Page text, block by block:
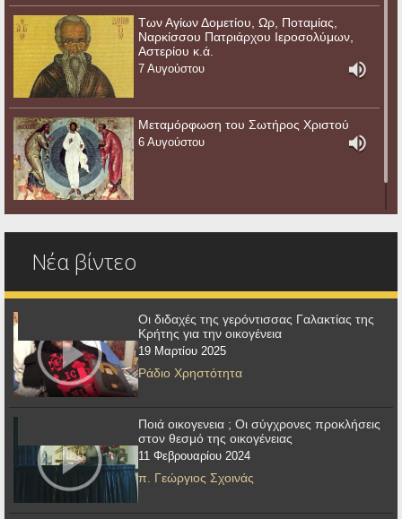
Των Αγίων Δομετίου, Ωρ, Ποταμίας,
Ναρκίσσου Πατριάρχου Ιεροσολύμων,
Αστερίου κ.ά.
7 Αυγούστου
Μεταμόρφωση του Σωτήρος Χριστού
6 Αυγούστου
Νέα βίντεο
Οι διδαχές της γερόντισσας Γαλακτίας της
Κρήτης για την οικογένεια
19 Μαρτίου 2025
Ράδιο Χρηστότητα
Ποιά οικογενεια ; Οι σύγχρονες προκλήσεις
στον θεσμό της οικογένειας
11 Φεβρουαρίου 2024
π. Γεώργιος Σχοινάς